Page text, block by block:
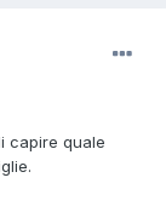
capire quale